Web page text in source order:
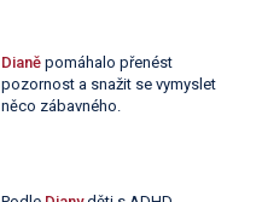
Dianě pomáhalo přenést
pozornost a snažit se vymyslet
něco zábavného.